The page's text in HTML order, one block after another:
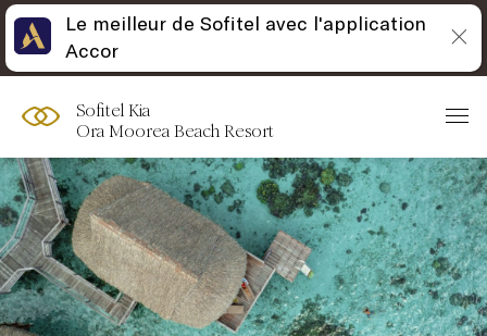
Sofitel Kia
Ora Moorea Beach Resort
Le meilleur de Sofitel avec l'application
Accor